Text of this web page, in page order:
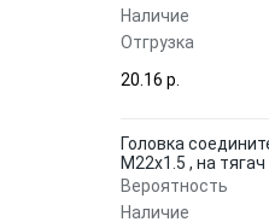
Наличие
Отгрузка
20.16 p.
Головка
M22х1.5 , на тягач
Вероятность
Наличие